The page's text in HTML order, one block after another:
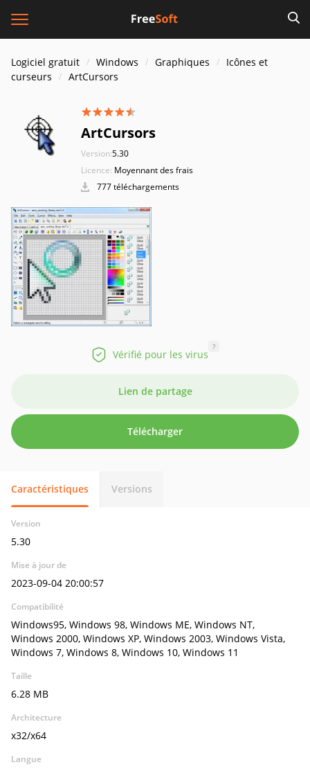
Logiciel gratuit Windows Graphiques
Icônes et
curseurs
ArtCursors
ArtCursors
Version:5.30
Licence: Moyennant des frais
777 téléchargements
Vérifié pour les virus
?
Lien de partage
Télécharger
Caractéristiques Versions
Version
5.30
Mise à jour de
2023-09-04 20:00:57
Compatibilité
Windows95, Windows 98, Windows ME, Windows NT,
Windows 2000, Windows XP, Windows 2003, Windows Vista,
Windows 7, Windows 8, Windows 10, Windows 11
Taille
6.28 MB
Architecture
x32/x64
Langue